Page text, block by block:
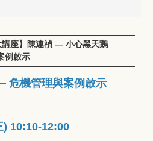
講座】陳連禎 — 小心黑天鵝
例啟示
危機管理與案例啟示
) 10:10-12:00